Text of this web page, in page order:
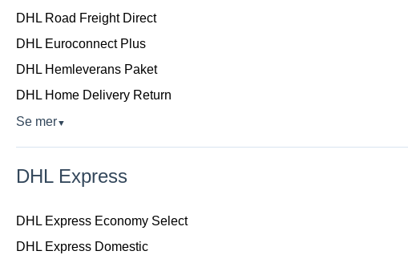
DHL Road Freight Direct
DHL Euroconnect Plus
DHL Hemleverans Paket
DHL Home Delivery Return
Se mer▼
DHL Express
DHL Express Economy Select
DHL Express Domestic